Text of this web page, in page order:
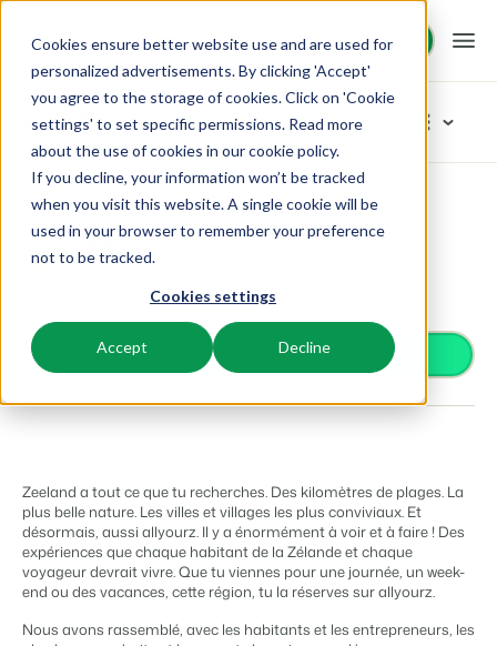
Cookies ensure better website use and are used for
personalized advertisements. By clicking 'Accept'
you agree to the storage of cookies. Click on 'Cookie
settings' to set specific permissions. Read more
about the use of cookies in our cookie policy.
If you decline, your information won’t be tracked
when you visit this website. A single cookie will be
used in your browser to remember your preference
not to be tracked.
Cookies settings
Accept Decline
Démo
Démo
Plateforme
BEX PMS
PMS
Optimisez votre back-office.
Boostez les réservations directes via votre site web.
Vous avez déjà un site web ? L'intégration est possible.
Gestion des canaux de distribution
Diffusez votre inventaire sur plusieurs canaux.
App Store
Solutions
Booking Experts pour:
Aires de camping, tentes de glamping et caravanes.
Villas, bungalows, chalets et hébergements nature.
Stations de ski, de bien-être, de plongée et de golf.
Organismes de location de vacances
Chaînes hôtelières et marques indépendantes multiples.
Développement de projets immobiliers.
Ressources
Connaissance
BEX Academy
Suivez des cours en ligne et devenez un expert.
Témoignages
Témoignages de nos clients.
Entrez en contact avec nous
Tarifs
Témoignages
Tarifs
BEX PMS
FR
App Store
Rechercher les catégories
Contrôle d'accès
Prestataires de services de paiement
Optimisez vos méthodes de paiement
Distribution
Gérez la diffusion de votre offre sur différents canaux
Technologie du client
Gestion du contenu
Des connections pour tous les CMS
Gestion des installations
Automatisez et simplifiez vos processus
Gestion des revenus
Optimisez vos tarifs et votre taux d'occupation
App Store Distribution EEZZ
EEZZ
Proposez votre hébergement sur Allyourz
Install app
Zeeland a tout ce que tu recherches. Des kilomètres de plages. La
plus belle nature. Les villes et villages les plus conviviaux. Et
désormais, aussi allyourz. Il y a énormément à voir et à faire ! Des
expériences que chaque habitant de la Zélande et chaque
voyageur devrait vivre. Que tu viennes pour une journée, un week-
end ou des vacances, cette région, tu la réserves sur allyourz.
Nous avons rassemblé, avec les habitants et les entrepreneurs, les